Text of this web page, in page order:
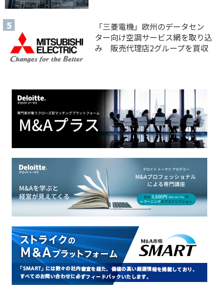
「三菱電機」欧州のデータセン
ター向け空調サービス網を取り込
み 販売代理店2グループを買収